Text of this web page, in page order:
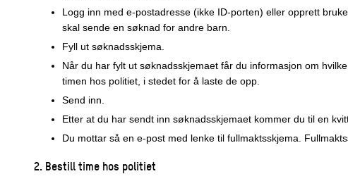
Logg inn med e-postadresse (ikke ID-porten) eller opprett
skal sende en søknad for andre barn.
Fyll ut søknadsskjema.
Når du har fylt ut søknadsskjemaet får du informasjon om
timen hos politiet, i stedet for å laste de opp.
Send inn.
Etter at du har sendt inn søknadsskjemaet kommer du til en
Du mottar så en e-post med lenke til fullmaktsskjema.
2. Bestill time hos politiet